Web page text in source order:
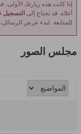
إذا كانت هذه زيارتك
أعلاه. قد تحتاج إلى التسجيل
للمتابعة. لبدء عرض الرسائل،
مجلس الصور